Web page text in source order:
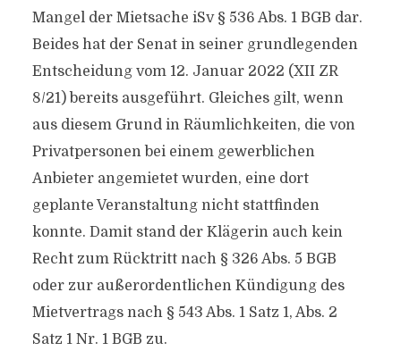
Mangel der Mietsache iSv § 536 Abs. 1 BGB dar.
Beides hat der Senat in seiner grundlegenden
Entscheidung vom 12. Januar 2022 (XII ZR
8/21) bereits ausgeführt. Gleiches gilt, wenn
aus diesem Grund in Räumlichkeiten, die von
Privatpersonen bei einem gewerblichen
Anbieter angemietet wurden, eine dort
geplante Veranstaltung nicht stattfinden
konnte. Damit stand der Klägerin auch kein
Recht zum Rücktritt nach § 326 Abs. 5 BGB
oder zur außerordentlichen Kündigung des
Mietvertrags nach § 543 Abs. 1 Satz 1, Abs. 2
Satz 1 Nr. 1 BGB zu.